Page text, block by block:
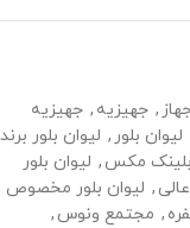
, جهیزیه , جهیزیه
لیوان بلور , لیوان بلور برند
بلینک مکس , لیوان بلور
, لیوان بلور مخصوص
, مجتمع ونوس ,